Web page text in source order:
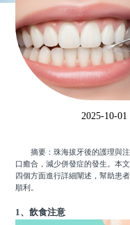
N
2025-10-01
摘要：珠海拔牙後的護理與注
口癒合，減少併發症的發生。本
四個方面進行詳細闡述，幫助患
順利。
1、飲食注意